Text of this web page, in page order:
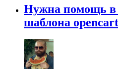
Нужна помощь в
шаблона